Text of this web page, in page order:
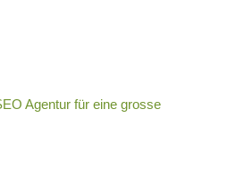
Agentur für eine grosse